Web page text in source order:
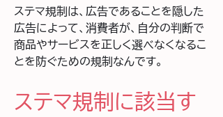
ステマ規制は、広告であることを隠した
広告によって、消費者が、自分の判断で
商品やサービスを正しく選べなくなるこ
とを防ぐための規制なんです。
ステマ規制に該当す